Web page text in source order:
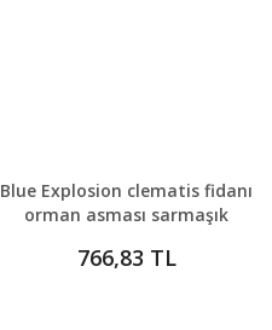
DETAYLAR GELİNCE HABER VER
Blue Explosion clematis fidanı
orman asması sarmaşık
766,83 TL